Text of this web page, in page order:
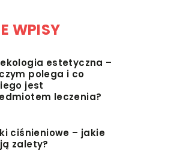
WPISY
estetyczna –
polega i co
jest
leczenia?
ciśnieniowe – jakie
zalety?